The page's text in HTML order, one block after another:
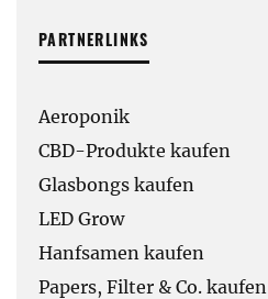
PARTNERLINKS
Aeroponik
CBD-Produkte kaufen
Glasbongs kaufen
LED Grow
Hanfsamen kaufen
Papers, Filter & Co. kaufen